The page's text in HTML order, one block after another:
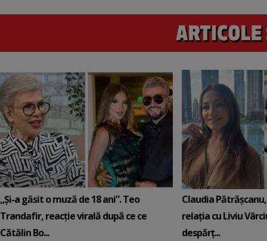
„Și-a găsit o muză de 18 ani”. Teo
Trandafir, reacție virală după ce ce
Cătălin Bo...
Claudia
relația cu Liviu
despărț...